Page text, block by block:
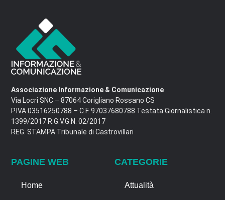
Associazione Informazione & Comunicazione
Via Locri SNC – 87064 Corigliano Rossano CS
P.IVA 03516250788 – C.F. 97037680788 Testata Giornalistica n.
1399/2017 R.G.V.G.N. 02/2017
REG. STAMPA Tribunale di Castrovillari
PAGINE WEB
Home
CATEGORIE
Attualità